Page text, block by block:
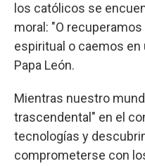
los católicos se
moral: "O
espiritual o caemos en
Papa León.
Mientras nuestro
trascendental" en el
tecnologías y
comprometerse con